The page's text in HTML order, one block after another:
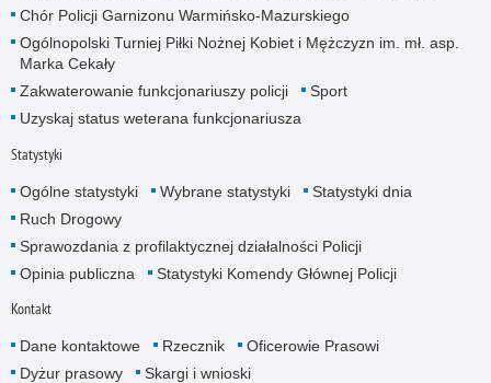
Chór Policji Garnizonu Warmińsko-Mazurskiego
Ogólnopolski Turniej Piłki Nożnej Kobiet i Mężczyzn im. mł. asp.
Marka Cekały
Zakwaterowanie funkcjonariuszy policji
Sport
Uzyskaj status weterana funkcjonariusza
Statystyki
Ogólne statystyki Wybrane statystyki
Statystyki dnia
Ruch Drogowy
Sprawozdania z profilaktycznej działalności Policji
Opinia publiczna
Statystyki Komendy Głównej Policji
Kontakt
Dane kontaktowe Rzecznik
Oficerowie Prasowi
Dyżur prasowy
Skargi i wnioski